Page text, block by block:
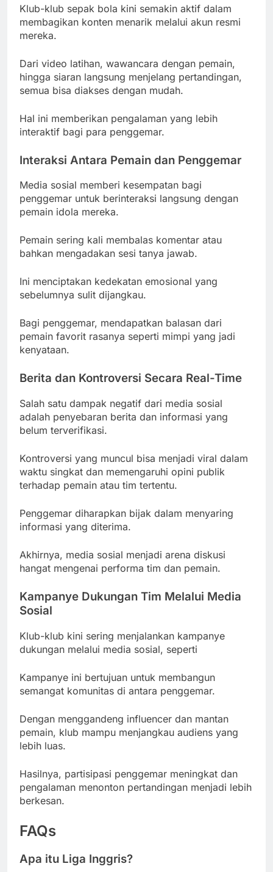
Klub-klub sepak bola kini semakin aktif dalam
membagikan konten menarik melalui akun resmi
mereka.
Dari video latihan, wawancara dengan pemain,
hingga siaran langsung menjelang pertandingan,
semua bisa diakses dengan mudah.
Hal ini memberikan pengalaman yang lebih
interaktif bagi para penggemar.
Interaksi Antara Pemain dan Penggemar
Media sosial memberi kesempatan bagi
penggemar untuk berinteraksi langsung dengan
pemain idola mereka.
Pemain sering kali membalas komentar atau
bahkan mengadakan sesi tanya jawab.
Ini menciptakan kedekatan emosional yang
sebelumnya sulit dijangkau.
Bagi penggemar, mendapatkan balasan dari
pemain favorit rasanya seperti mimpi yang jadi
kenyataan.
Berita dan Kontroversi Secara Real-Time
Salah satu dampak negatif dari media sosial
adalah penyebaran berita dan informasi yang
belum terverifikasi.
Kontroversi yang muncul bisa menjadi viral dalam
waktu singkat dan memengaruhi opini publik
terhadap pemain atau tim tertentu.
Penggemar diharapkan bijak dalam menyaring
informasi yang diterima.
Akhirnya, media sosial menjadi arena diskusi
hangat mengenai performa tim dan pemain.
Kampanye Dukungan Tim Melalui Media
Sosial
Klub-klub kini sering menjalankan kampanye
dukungan melalui media sosial, seperti
Kampanye ini bertujuan untuk membangun
semangat komunitas di antara penggemar.
Dengan menggandeng influencer dan mantan
pemain, klub mampu menjangkau audiens yang
lebih luas.
Hasilnya, partisipasi penggemar meningkat dan
pengalaman menonton pertandingan menjadi lebih
berkesan.
FAQs
Apa itu Liga Inggris?